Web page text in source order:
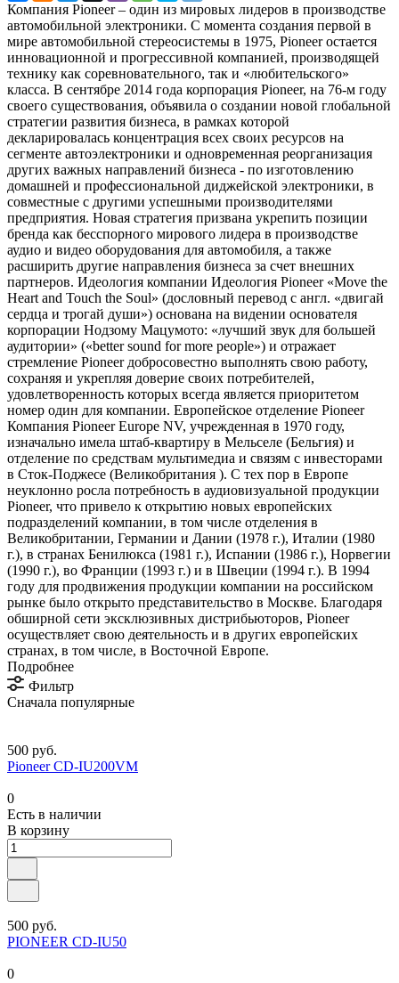
Компания Pioneer – один из мировых лидеров в производстве
автомобильной электроники. С момента создания первой в
мире автомобильной стереосистемы в 1975, Pioneer остается
инновационной и прогрессивной компанией, производящей
технику как соревновательного, так и «любительского»
класса. В сентябре 2014 года корпорация Pioneer, на 76-м году
своего существования, объявила о создании новой глобальной
стратегии развития бизнеса, в рамках которой
декларировалась концентрация всех своих ресурсов на
сегменте автоэлектроники и одновременная реорганизация
других важных направлений бизнеса - по изготовлению
домашней и профессиональной диджейской электроники, в
совместные с другими успешными производителями
предприятия. Новая стратегия призвана укрепить позиции
бренда как бесспорного мирового лидера в производстве
аудио и видео оборудования для автомобиля, а также
расширить другие направления бизнеса за счет внешних
партнеров. Идеология компании Идеология Pioneer «Move the
Heart and Touch the Soul» (дословный перевод с англ. «двигай
сердца и трогай души») основана на видении основателя
корпорации Нодзому Мацумото: «лучший звук для большей
аудитории» («better sound for more people») и отражает
стремление Pioneer добросовестно выполнять свою работу,
сохраняя и укрепляя доверие своих потребителей,
удовлетворенность которых всегда является приоритетом
номер один для компании. Европейское отделение Pioneer
Компания Pioneer Europe NV, учрежденная в 1970 году,
изначально имела штаб-квартиру в Мельселе (Бельгия) и
отделение по средствам мультимедиа и связям с инвесторами
в Сток-Поджесе (Великобритания ). С тех пор в Европе
неуклонно росла потребность в аудиовизуальной продукции
Pioneer, что привело к открытию новых европейских
подразделений компании, в том числе отделения в
Великобритании, Германии и Дании (1978 г.), Италии (1980
г.), в странах Бенилюкса (1981 г.), Испании (1986 г.), Норвегии
(1990 г.), во Франции (1993 г.) и в Швеции (1994 г.). В 1994
году для продвижения продукции компании на российском
рынке было открыто представительство в Москве. Благодаря
обширной сети эксклюзивных дистрибьюторов, Pioneer
осуществляет свою деятельность и в других европейских
странах, в том числе, в Восточной Европе.
Подробнее
Фильтр
Сначала популярные
500 руб.
Pioneer CD-IU200VM
0
Есть в наличии
В корзину
500 руб.
PIONEER CD-IU50
0